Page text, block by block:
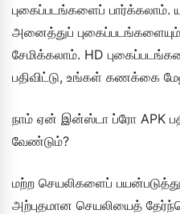
புகைப்படங்களைப் பார்க்கலாம்.
அனைத்துப்
சேமிக்கலாம். HD
பதிவிட்டு, உங்கள் கணக்கை
நாம் ஏன் இன்ஸ்டா ப்ரோ APK
வேண்டும்?
மற்ற செயலிகளைப்
அற்புதமான செயலியைத்